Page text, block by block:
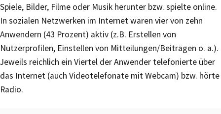
Spiele, Bilder, Filme oder Musik herunter bzw. spielte online.
In sozialen Netzwerken im Internet waren vier von zehn
Anwendern (43 Prozent) aktiv (z.B. Erstellen von
Nutzerprofilen, Einstellen von Mitteilungen/Beiträgen o. a.).
Jeweils reichlich ein Viertel der Anwender telefonierte über
das Internet (auch Videotelefonate mit Webcam) bzw. hörte
Radio.